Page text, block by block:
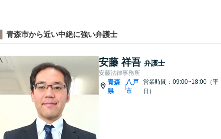
青森市から近い中絶に強い弁護士
安藤 祥吾 弁護士
安藤法律事務所
青森
県
|
八戸
市
営業時間：09:00~18:00（平
日）